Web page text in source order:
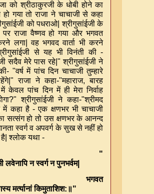
को श्रीठाकुरजी के धोबी होने का
हो गया तो राजा ने चाचाजी से कहा
को पधराओ|श्रीगुसांईजी के
पर राजा वैष्णव हो गया और भगवत
लगा|वह भगवद वार्ता भी करने
से यह भी विनंती की -
सदैव मेरे पास रहे |"श्रीगुसांईजी ने
- "वर्ष में पांच दिन चाचाजी तुम्हारे
|"राजा ने कहा-"महाराज,बारह
में केवल पांच दिन में ही मेरा निर्वाह
?"श्रीगुसांईजी ने कहा-"श्रीमद
में कहा है -एक क्षणभर भी चाचाजी
सत्संग हो तो उस क्षणभर के आनन्द
स्वर्ग व अपवर्ग के सुख से नहीं हो
|श्लोक यथा -
लवेनापि न स्वर्ग न पुनभर्वम|
मर्त्यानां किमुताशिश: ॥"